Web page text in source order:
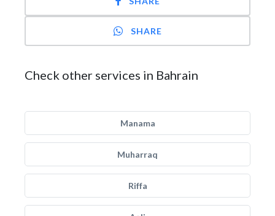
SHARE
Check other services in Bahrain
Manama
Muharraq
Riffa